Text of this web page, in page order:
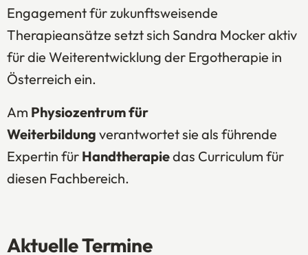
Engagement für zukunftsweisende
Therapieansätze setzt sich Sandra Mocker aktiv
für die Weiterentwicklung der Ergotherapie in
Österreich ein.
Am Physiozentrum für
Weiterbildung verantwortet sie als führende
Expertin für Handtherapiedas Curriculum für
diesen Fachbereich.
Aktuelle Termine